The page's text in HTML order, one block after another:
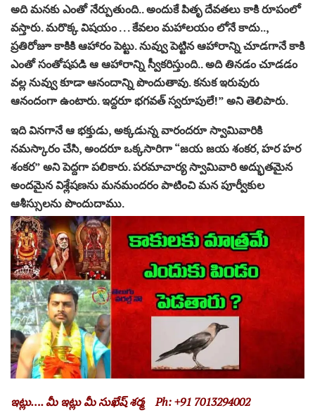
అది మనకు ఎంతో నేర్పుతుంది.. అందుకే పితృ దేవతలు కాకి రూపంలో
వస్తారు. మరొక్క విషయం . . . కేవలం మహాలయం లోనే కాదు..,
ప్రతిరోజూ కాకికి ఆహారం పెట్టు. నువ్వు పెట్టిన ఆహారాన్ని చూడగానే కాకి
ఎంతో సంతోషపడి ఆ ఆహారాన్ని స్వీకరిస్తుంది.. అది తినడం చూడడం
వల్ల నువ్వు కూడా ఆనందాన్ని పొందుతావు. కనుక ఇరువురు
ఆనందంగా ఉంటారు. ఇద్దరూ భగవత్ స్వరూపులే!” అని తెలిపారు.
ఇది వినగానే ఆ భక్తుడు, అక్కడున్న వారందరూ స్వామివారికి
నమస్కారం చేసి, అందరూ ఒక్కసారిగా “జయ జయ శంకర, హర హర
శంకర” అని పెద్దగా పలికారు. పరమాచార్య స్వామివారి అద్భుతమైన
అందమైన విశ్లేషణను మనమందరం పాటించి మన పూర్వీకుల
ఆశీస్సులను పొందుదాము.
ఇట్లు….మీఇట్లు మీ సుఖేష్ శర్మ Ph: +91 7013294002